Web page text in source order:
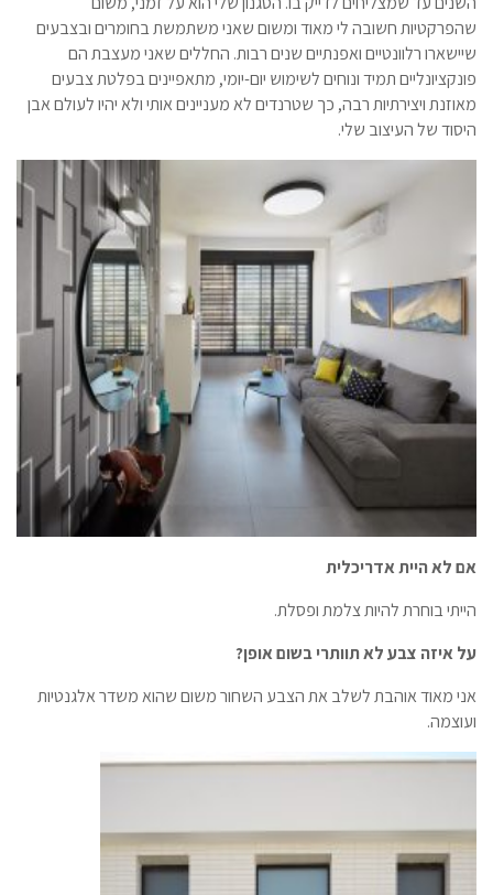
שהפרקטיות חשובה לי מאוד ומשום שאני משתמשת בחומרים ובצבעים
שיישארו רלוונטיים ואפנתיים שנים רבות. החללים שאני מעצבת הם
פונקציונליים תמיד ונוחים לשימוש יום-יומי, מתאפיינים בפלטת צבעים
מאוזנת ויצירתיות רבה, כך שטרנדים לא מעניינים אותי ולא יהיו לעולם אבן
היסוד של העיצוב שלי.
אם לא היית אדריכלית
הייתי בוחרת להיות צלמת ופסלת.
על איזה צבע לא תוותרי בשום אופן?
אני מאוד אוהבת לשלב את הצבע השחור משום שהוא משדר אלגנטיות
ועוצמה.